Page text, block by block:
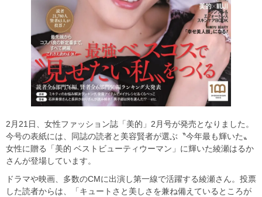
2月21日、女性ファッション誌「美的」2月号が発売となりました。
今号の表紙には、同誌の読者と美容賢者が選ぶ〝今年最も輝いた〟
女性に贈る「美的 ベストビューティウーマン」に輝いた綾瀬はるか
さんが登場しています。
ドラマや映画、多数のCMに出演し第一線で活躍する綾瀬さん。投票
した読者からは、「キュートさと美しさを兼ね備えているところが